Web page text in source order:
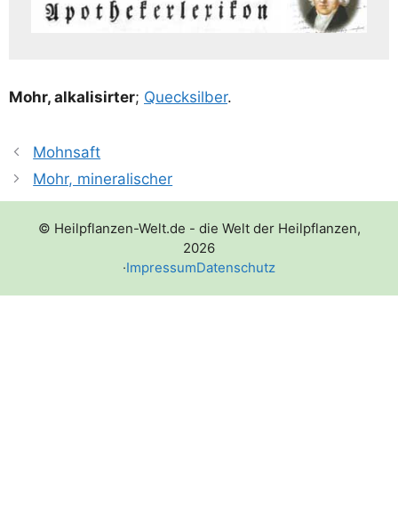
Mohr, alka­li­sirter; Queck­sil­ber.
Mohnsaft
Mohr, mineralischer
© Heilpflanzen-Welt.de - die Welt der Heilpflanzen,
2026
·ImpressumDatenschutz